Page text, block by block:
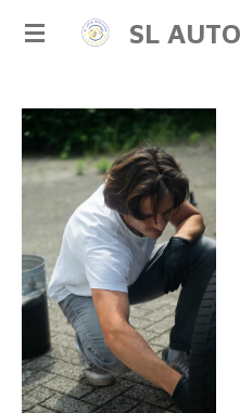
Ga
de
hoofdinhoud
SL